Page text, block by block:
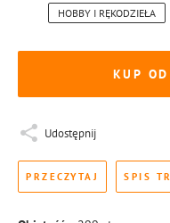
HOBBY I RĘKODZIEŁA
KUP
Udostępnij
PRZECZYTAJ SPIS